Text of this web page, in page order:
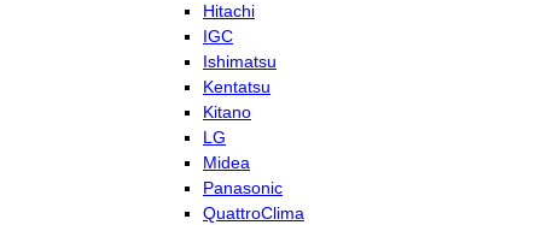
Hitachi
IGC
Ishimatsu
Kentatsu
Kitano
LG
Midea
Panasonic
QuattroClima